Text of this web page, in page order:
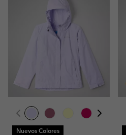
Nuevos Colores